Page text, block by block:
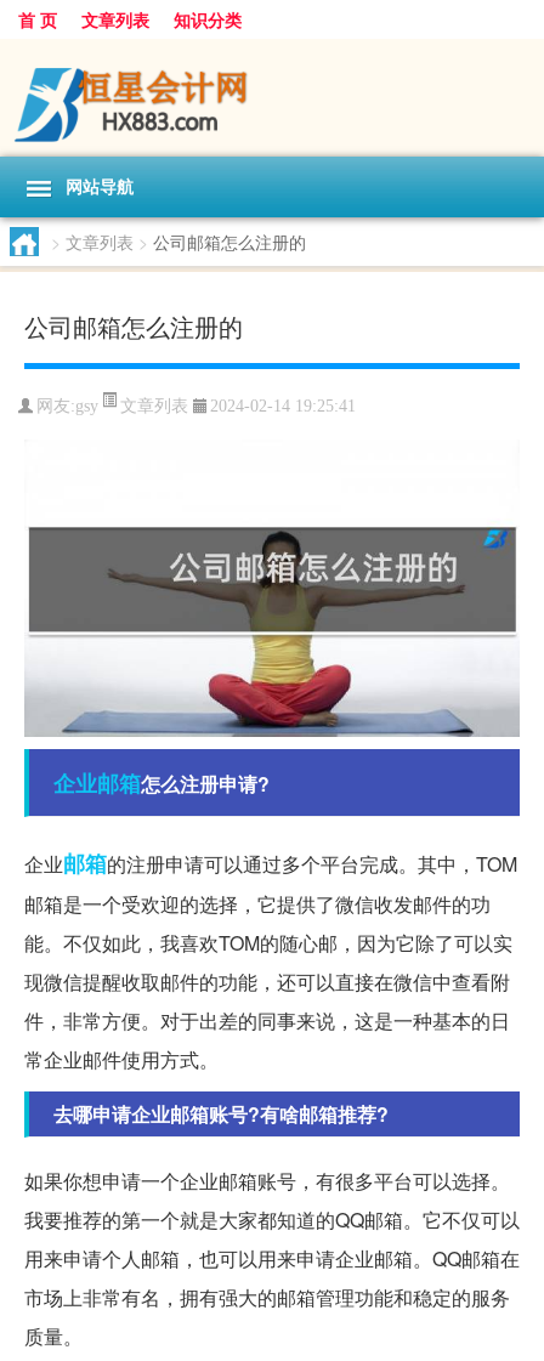
首 页 文章列表 知识分类
网站导航
> 文章列表 > 公司邮箱怎么注册的
公司邮箱怎么注册的
网友:gsy 文章列表 2024-02-14 19:25:41
企业邮箱怎么注册申请?
企业邮箱的注册申请可以通过多个平台完成。其中，TOM
邮箱是一个受欢迎的选择，它提供了微信收发邮件的功
能。不仅如此，我喜欢TOM的随心邮，因为它除了可以实
现微信提醒收取邮件的功能，还可以直接在微信中查看附
件，非常方便。对于出差的同事来说，这是一种基本的日
常企业邮件使用方式。
去哪申请企业邮箱账号?有啥邮箱推荐?
如果你想申请一个企业邮箱账号，有很多平台可以选择。
我要推荐的第一个就是大家都知道的QQ邮箱。它不仅可以
用来申请个人邮箱，也可以用来申请企业邮箱。QQ邮箱在
市场上非常有名，拥有强大的邮箱管理功能和稳定的服务
质量。